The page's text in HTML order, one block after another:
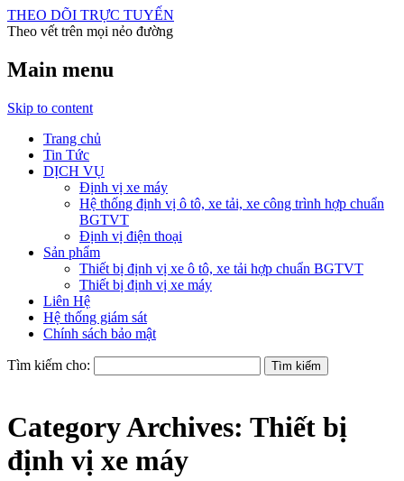
THEO DÕI TRỰC TUYẾN
Theo vết trên mọi nẻo đường
Main menu
Skip to content
Trang chủ
Tin Tức
DỊCH VỤ
Định vị xe máy
Hệ thống định vị ô tô, xe tải, xe công trình hợp chuẩn
BGTVT
Định vị điện thoại
Sản phẩm
Thiết bị định vị xe ô tô, xe tải hợp chuẩn BGTVT
Thiết bị định vị xe máy
Liên Hệ
Hệ thống giám sát
Chính sách bảo mật
Tìm kiếm cho:
Category Archives: Thiết bị
định vị xe máy